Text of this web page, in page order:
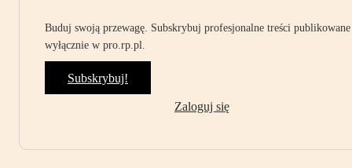
Buduj swoją przewagę. Subskrybuj profesjonalne treści publikowane
wyłącznie w pro.rp.pl.
Subskrybuj!
Zaloguj się